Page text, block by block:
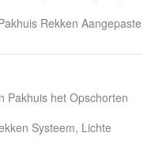
Rekken Aangepaste
Pakhuis het Opschorten
Systeem, Lichte